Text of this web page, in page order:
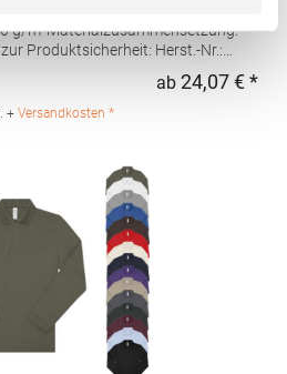
g/m²Materialzusammensetzung:
Produktsicherheit: Herst.-Nr.:
40472 Düsseldorf Deutschland E-Mail: info@promodoro.de
ab 24,07 € *
+ Versandkosten *